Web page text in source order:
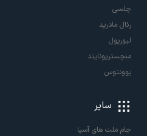
چلسی
رئال مادرید
لیورپول
منچستریونایتد
یوونتوس
سایر
جام ملت های آسیا